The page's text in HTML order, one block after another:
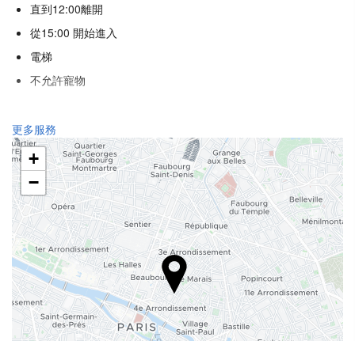
直到12:00離開
從15:00 開始進入
電梯
不允許寵物
接待服務
24 小時接待櫃檯
行李寄存
食品與飲品
酒巴
互聯網
免費 Wi-Fi
更多服務
+
−